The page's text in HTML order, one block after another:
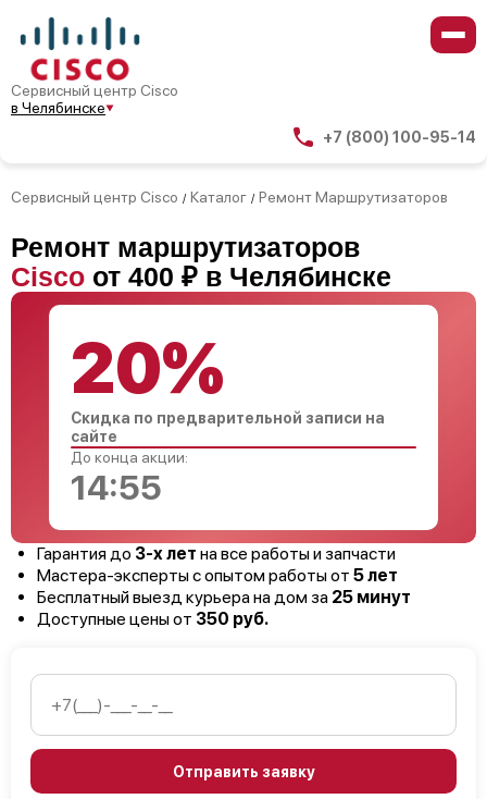
Сервисный центр Cisco
в Челябинске
+7 (800) 100-95-14
Сервисный центр Cisco / Каталог / Ремонт Маршрутизаторов
Ремонт маршрутизаторов
Cisco от 400 ₽ в Челябинске
Гарантия до 3-х лет на все работы и запчасти
Мастера-эксперты с опытом работы от 5 лет
Бесплатный выезд курьера на дом за 25 минут
Доступные цены от 350 руб.
Отправить заявку
20%
Скидка по предварительной записи на
сайте
До конца акции:
14:54